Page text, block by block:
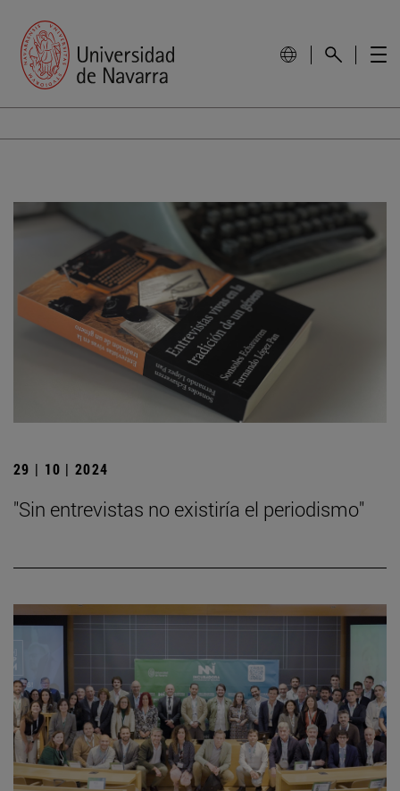
29 | 10 | 2024
"Sin entrevistas no existiría el periodismo"